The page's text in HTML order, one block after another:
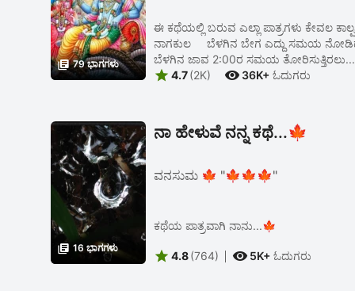
 79 ಭಾಗಗಳು
ಈ ಕಥೆಯಲ್ಲಿ ಬರುವ ಎಲ್ಲಾ
ನಾಗಕುಲ ಬೆಳಗಿನ ಬೇಗ ಎದ್ದು ಸಮಯ
ಬೆಳಗಿನ ಜಾವ 2:00ರ ಸಮಯ
 4.7(2K)  36K+ ಓದುಗರು
 16 ಭಾಗಗಳು
ನಾ ಹೇಳುವೆ ನನ್ನ ಕಥೆ...🍁
ವನಸುಮ 🍁 "🍁🍁🍁"
ಕಥೆಯ ಪಾತ್ರವಾಗಿ ನಾನು...🍁
 4.8(764)  5K+ ಓದುಗರು